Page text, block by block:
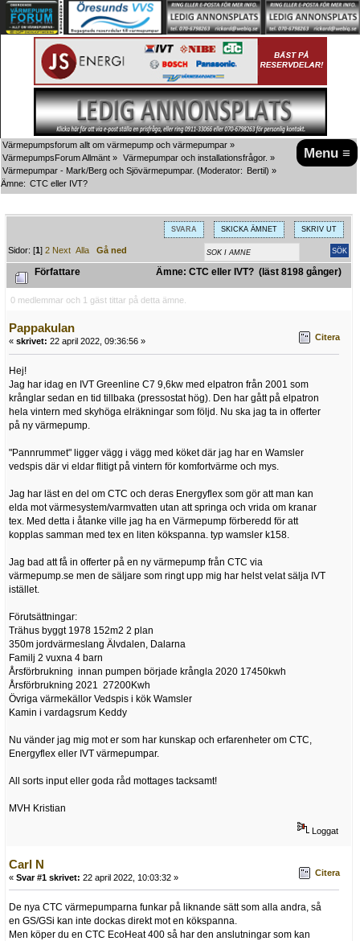
Menu ≡
Värmepumpsforum allt om värmepump och värmepumpar »
VärmepumpsForum Allmänt » Värmepumpar och installationsfrågor. »
Värmepumpar - Mark/Berg och Sjövärmepumpar. (Moderator: Bertil) »
Ämne: CTC eller IVT?
SVARA SKICKA ÄMNET SKRIV UT
Sidor: [1]2 Next Alla Gå ned
Författare Ämne: CTC eller IVT? (läst 8198 gånger)
0 medlemmar och 1 gäst tittar på detta ämne.
Pappakulan
« skrivet: 22 april 2022, 09:36:56 » Citera
Hej!
Jag har idag en IVT Greenline C7 9,6kw med elpatron från 2001 som
krånglar sedan en tid tillbaka (pressostat hög). Den har gått på elpatron
hela vintern med skyhöga elräkningar som följd. Nu ska jag ta in offerter
på ny värmepump.
"Pannrummet" ligger vägg i vägg med köket där jag har en Wamsler
vedspis där vi eldar flitigt på vintern för komfortvärme och mys.
Jag har läst en del om CTC och deras Energyflex som gör att man kan
elda mot värmesystem/varmvatten utan att springa och vrida om kranar
tex. Med detta i åtanke ville jag ha en Värmepump förberedd för att
kopplas samman med tex en liten kökspanna. typ wamsler k158.
Jag bad att få in offerter på en ny värmepump från CTC via
värmepump.se men de säljare som ringt upp mig har helst velat sälja IVT
istället.
Förutsättningar:
Trähus byggt 1978 152m2 2 plan
350m jordvärmeslang Älvdalen, Dalarna
Familj 2 vuxna 4 barn
Årsförbrukning innan pumpen började krångla 2020 17450kwh
Årsförbrukning 2021 27200Kwh
Övriga värmekällor Vedspis i kök Wamsler
Kamin i vardagsrum Keddy
Nu vänder jag mig mot er som har kunskap och erfarenheter om CTC,
Energyflex eller IVT värmepumpar.
All sorts input eller goda råd mottages tacksamt!
MVH Kristian
Loggat
Carl N
« Svar #1 skrivet: 22 april 2022, 10:03:32 » Citera
De nya CTC värmepumparna funkar på liknande sätt som alla andra, så
en GS/GSi kan inte dockas direkt mot en kökspanna.
Men köper du en CTC EcoHeat 400 så har den anslutningar som kan